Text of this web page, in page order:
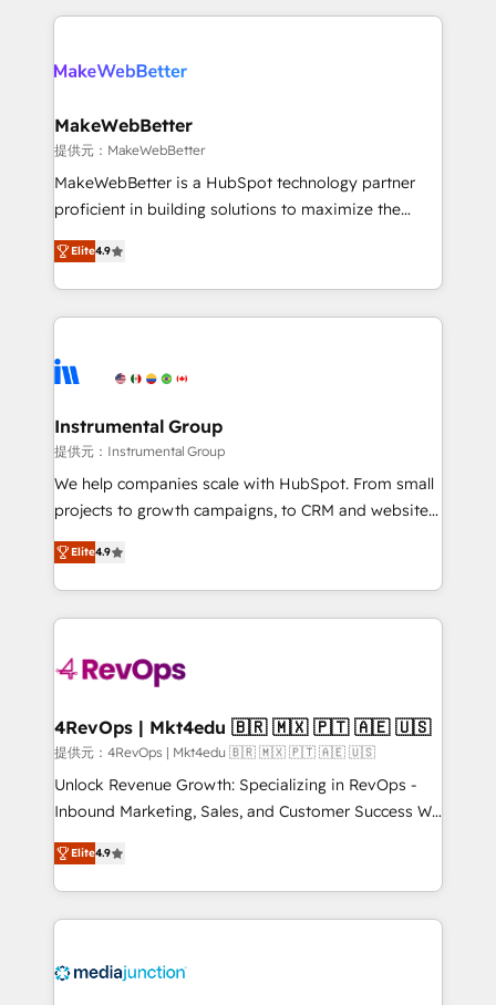
only firm in the world to hold Elite Partner
clients gain a unique advantage in CRM architecture,
market execution. Why B2B Businesses Choose RP: -
Secure: Soc2 compliant 🛡️ - Pricing: Implementations
starting at $1,5k 💵 - Speed: Launch in 14 days ⚡ -
Global: 75+ RPers across five continents 🌐 - Scale:
HubSpot Partner 🪴 - Sales Hub: More
implementations than any other Partner 💻 -
agency for an Ops problem. Don't hire a technical
agency for a growth problem. Hire a partner built to
MakeWebBetter
提供元：MakeWebBetter
MakeWebBetter is a HubSpot technology partner
proficient in building solutions to maximize the
operational efficiency of HubSpot. The fastest-
growing tech-enabler & facilitator, MakeWebBetter,
hands you the blend of HubSpot expertise &
eminent solutions & integrations. Trust us to
Elite Partners with 10+ years of HubSpot experience
Premier Partner 2023 🌟5 HubSpot Accreditations 🌟
Won HubSpot Theme Challenge 2021 🌟INBOUND’19
HubSpot Rising Star Why us? Harnessing the full
potential of the powerful HubSpot CRM. ✔️A team of
HubSpot experience ✔️Flexible pricing models —
Hourly-fee (assigned one Dedicated HubSpot
requirement). ✔️Helped over 25,000+ customers so
far with our HubSpot solutions. ✔️Bespoke apps &
on-demand bundle services. Connect with us today!
Elite4.9
Instrumental Group
提供元：Instrumental Group
We help companies scale with HubSpot. From small
projects to growth campaigns, to CRM and websites.
Hire an agency that's experienced in every inch of
HubSpot and willing to work hand-in-hand with your
team to simplify the complex and build a better
experience for your team and customers.
Elite4.9
4RevOps | Mkt4edu 🇧🇷 🇲🇽 🇵🇹 🇦🇪 🇺🇸
提供元：4RevOps | Mkt4edu 🇧🇷 🇲🇽 🇵🇹 🇦🇪 🇺🇸
Unlock Revenue Growth: Specializing in RevOps -
Inbound Marketing, Sales, and Customer Success We
specialize in driving revenue growth for companies
across industries through tailored marketing, sales,
and customer success strategies, utilizing RevOps
methodologies. As Latin America's largest HubSpot
offer unparalleled insights. Operating in five
Elite4.9